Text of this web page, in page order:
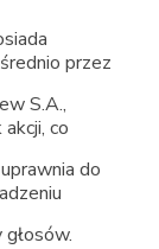
przez
S.A.,
co
do